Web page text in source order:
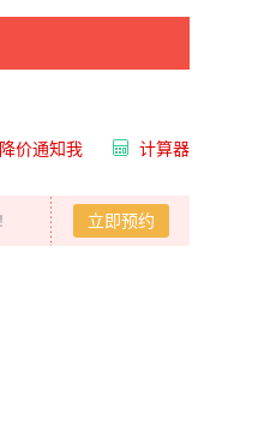
计算器
降价通知我
立即预约